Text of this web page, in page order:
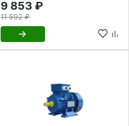
9 853 ₽
11 592 ₽